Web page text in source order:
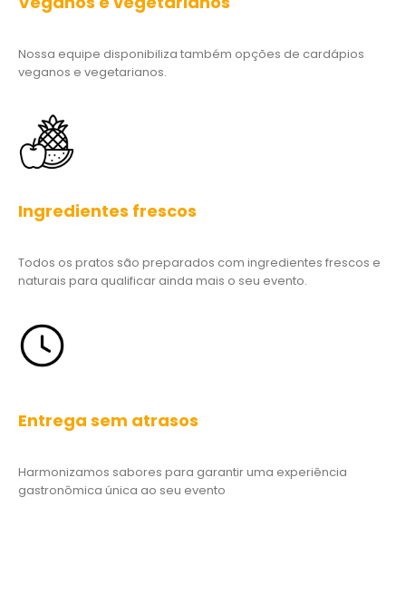
Nossa equipe disponibiliza também opções de cardápios
Ingredientes frescos
Todos os pratos são preparados com ingredientes frescos e
Harmonizamos sabores para garantir uma experiência